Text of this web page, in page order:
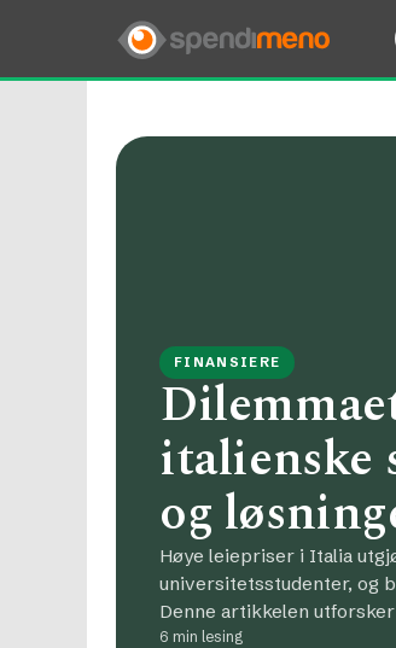
FINANSIERE
italienske
og
Høye leiepriser i Italia
universitetsstudenter, og
Denne artikkelen
6 min lesing